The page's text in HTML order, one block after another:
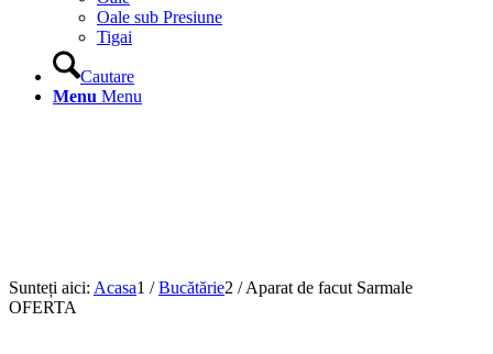
Oale sub Presiune
Tigai
Cautare
Menu Menu
Sunteți aici: Acasa1 / Bucătărie2 / Aparat de facut Sarmale
OFERTA